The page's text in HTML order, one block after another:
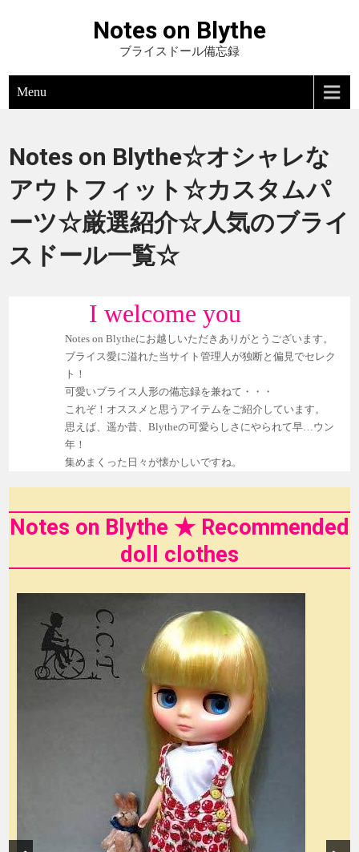
Notes on Blythe
ブライスドール備忘録
Menu
Notes on Blythe☆オシャレな
アウトフィット☆カスタムパ
ーツ☆厳選紹介☆人気のブライ
スドール一覧☆
I welcome you
Notes on Blytheにお越しいただきありがとうございます。
ブライス愛に溢れた当サイト管理人が独断と偏見でセレク
ト！
可愛いブライス人形の備忘録を兼ねて・・・
これぞ！オススメと思うアイテムをご紹介しています。
思えば、遥か昔、Blytheの可愛らしさにやられて早…ウン
年！
集めまくった日々が懐かしいですね。
Notes on Blythe ★ Recommended
doll clothes